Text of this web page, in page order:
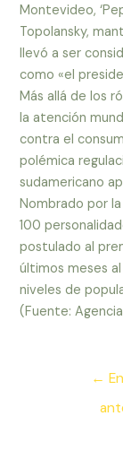
Montevideo,
Topolansky,
llevó a ser
como «el
Más allá de los
la atención
contra el
polémica
sudamericano
Nombrado por
100
postulado al
últimos meses
niveles de
(Fuente:
Navegación
entradas
←